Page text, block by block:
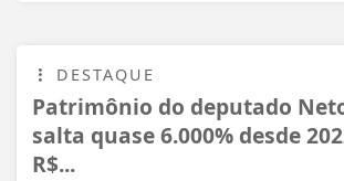
DESTAQUE
Patrimônio do deputado
salta quase 6.000% desde
R$...